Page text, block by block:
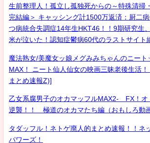
生前整理人！孤立し孤独死からの～特殊清掃
完結編＞ キャッシング計1500万返済：厨二
つ病統合失調症14年生HKT46！！9期研究生
米が泣いた！認知症鬱病60代のラストサイト
魔法熟女/美魔女ッ娘メグみみちゃんのニート
MAX！ ニート仙人仙女の映画三昧老後生活
まとめ速報Z)]
乙女系腐男子のオカマッフルMAX2- FX！オ
逆襲！！ 極道のオカマたち編（おもしろ動
タダッフル！ネトゲ廃人的まとめ速報！！ネ
パワーズ！